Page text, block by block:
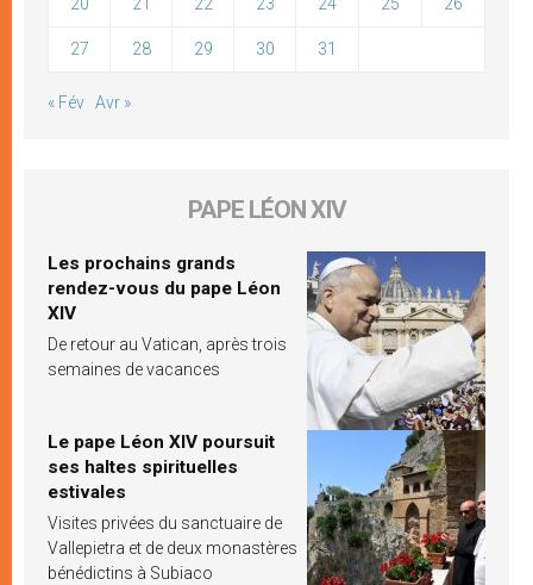
27 28 29 30 31
« Fév Avr »
PAPE LÉON XIV
Les prochains grands
rendez-vous du pape Léon
XIV
De retour au Vatican, après trois
semaines de vacances
Le pape Léon XIV poursuit
ses haltes spirituelles
estivales
Visites privées du sanctuaire de
Vallepietra et de deux monastères
bénédictins à Subiaco